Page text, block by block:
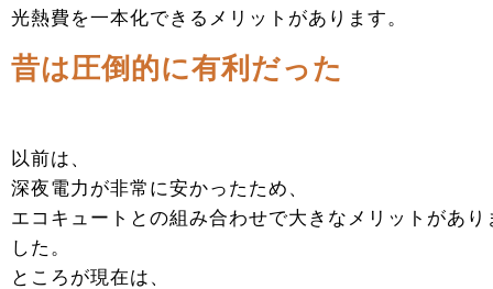
光熱費を一本化できるメリットがあります。
昔は圧倒的に有利だった
以前は、
深夜電力が非常に安かったため、
エコキュートとの組み合わせで大きなメリットがあり
した。
ところが現在は、